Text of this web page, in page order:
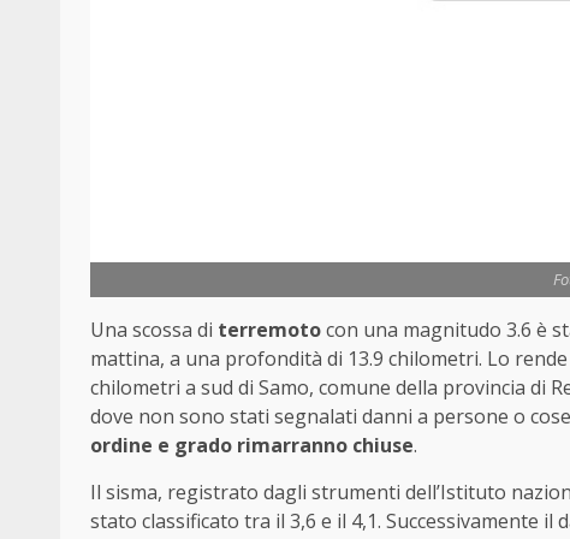
Una scossa di terremotocon una magnitudo 3.6 è
mattina, a una profondità di 13.9 chilometri. Lo
chilometri a sud di Samo, comune della provincia di
dove non sono stati segnalati danni a persone o
ordine e grado rimarranno chiuse.
Il sisma, registrato dagli strumenti dell’Istituto
stato classificato tra il 3,6 e il 4,1. Successivamente